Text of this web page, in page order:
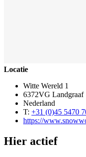
Locatie
Witte Wereld 1
6372VG Landgraaf
Nederland
T: +31 (0)45 5470
https://
Hier actief